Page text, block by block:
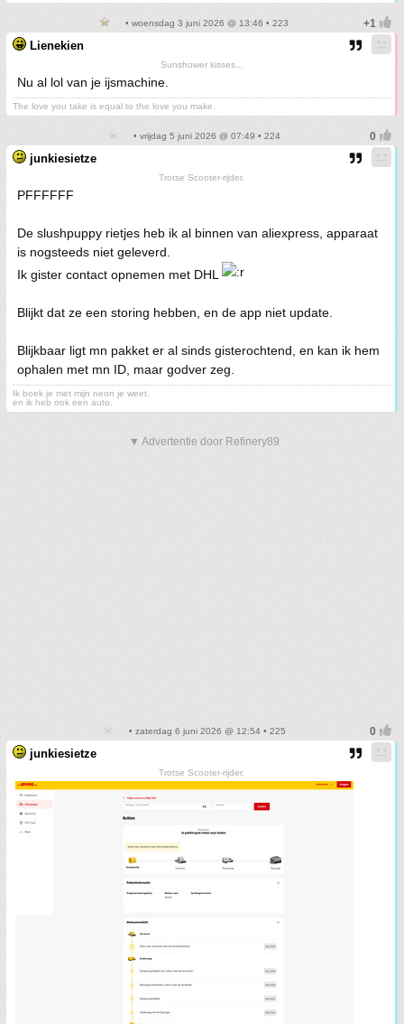
• woensdag 3 juni 2026 @ 13:46 • 223
Lienekien
Sunshower kisses...
Nu al lol van je ijsmachine.
The love you take is equal to the love you make.
• vrijdag 5 juni 2026 @ 07:49 • 224
junkiesietze
Trotse Scooter-rijder.
PFFFFFF
De slushpuppy rietjes heb ik al binnen van aliexpress, apparaat
is nogsteeds niet geleverd.
Ik gister contact opnemen met DHL
Blijkt dat ze een storing hebben, en de app niet update.
Blijkbaar ligt mn pakket er al sinds gisterochtend, en kan ik hem
ophalen met mn ID, maar godver zeg.
Ik boek je met mijn neon je weet.
en ik heb ook een auto.
▼ Advertentie door Refinery89
• zaterdag 6 juni 2026 @ 12:54 • 225
junkiesietze
Trotse Scooter-rijder.